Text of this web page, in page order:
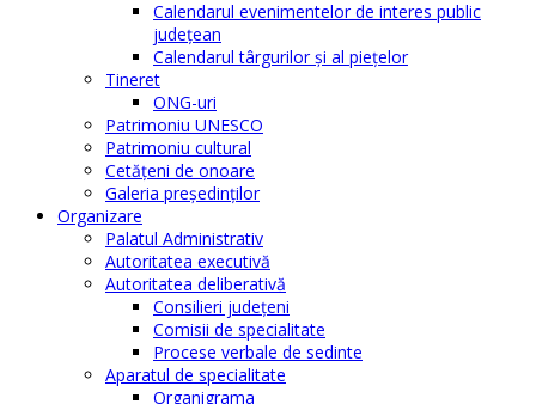
Calendarul evenimentelor de interes public
judeţean
Calendarul târgurilor şi al pieţelor
Tineret
ONG-uri
Patrimoniu UNESCO
Patrimoniu cultural
Cetăţeni de onoare
Galeria președinților
Organizare
Palatul Administrativ
Autoritatea executivă
Autoritatea deliberativă
Consilieri judeţeni
Comisii de specialitate
Procese verbale de sedinte
Aparatul de specialitate
Organigrama